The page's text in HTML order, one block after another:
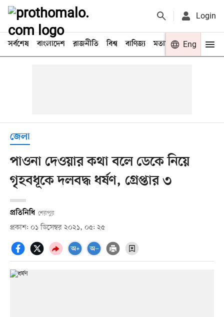
Login
সর্বশেষ বাংলাদেশ রাজনীতি বিশ্ব বাণিজ্য মতামত খেলা
Eng
জেলা
পাওনা দেওয়ার কথা বলে ডেকে নিয়ে
গৃহবধূকে দলবদ্ধ ধর্ষণ, গ্রেপ্তার ৩
প্রতিনিধি শেরপুর
প্রকাশ: ০১ ডিসেম্বর ২০২১, ০৫: ২৫